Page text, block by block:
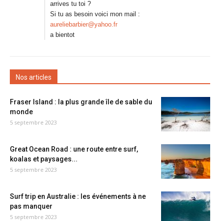
arrives tu toi ?
Si tu as besoin voici mon mail :
aureliebarbier@yahoo.fr
a bientot
Nos articles
Fraser Island : la plus grande île de sable du
monde
5 septembre 2023
Great Ocean Road : une route entre surf,
koalas et paysages...
5 septembre 2023
Surf trip en Australie : les événements à ne
pas manquer
5 septembre 2023